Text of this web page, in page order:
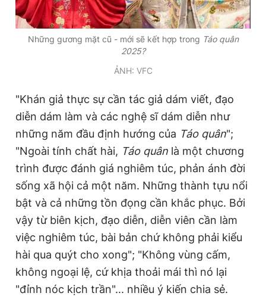
Những gương mặt cũ - mới sẽ kết hợp trong Táo quân
2025?
ẢNH: VFC
"Khán giả thực sự cần tác giả dám viết, đạo
diễn dám làm và các nghệ sĩ dám diễn như
những năm đầu định hướng của Táo quân";
"Ngoài tính chất hài, Táo quân là một chương
trình được đánh giá nghiêm túc, phản ánh đời
sống xã hội cả một năm. Những thành tựu nổi
bật và cả những tồn đọng cần khắc phục. Bởi
vậy từ biên kịch, đạo diễn, diễn viên cần làm
việc nghiêm túc, bài bản chứ không phải kiểu
hài qua quýt cho xong"; "Không vùng cấm,
không ngoại lệ, cứ khịa thoải mái thì nó lại
"đỉnh nóc kịch trần"... nhiều ý kiến chia sẻ.